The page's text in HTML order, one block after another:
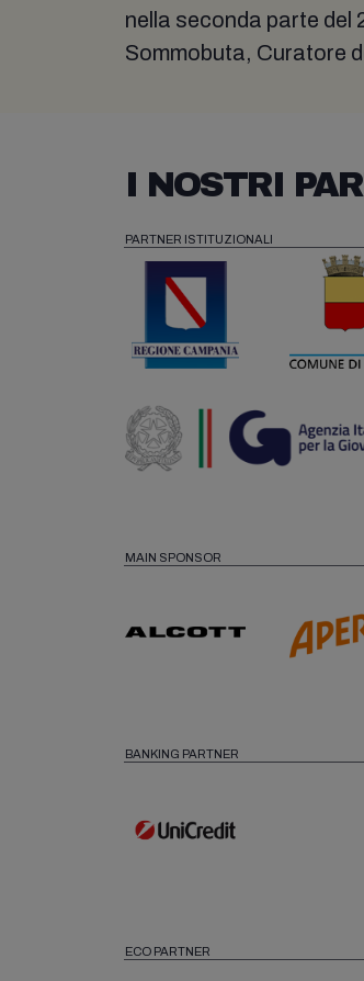
nella seconda parte del
Sommobuta, Curatore
I NOSTRI
PARTNER ISTITUZIONALI
MAIN SPONSOR
BANKING PARTNER
ECO PARTNER